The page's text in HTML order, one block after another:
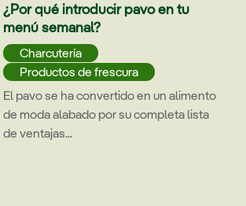
¿Por qué introducir pavo en tu
menú semanal?
Charcutería
,
Productos de frescura
El pavo se ha convertido en un alimento
de moda alabado por su completa lista
de ventajas...